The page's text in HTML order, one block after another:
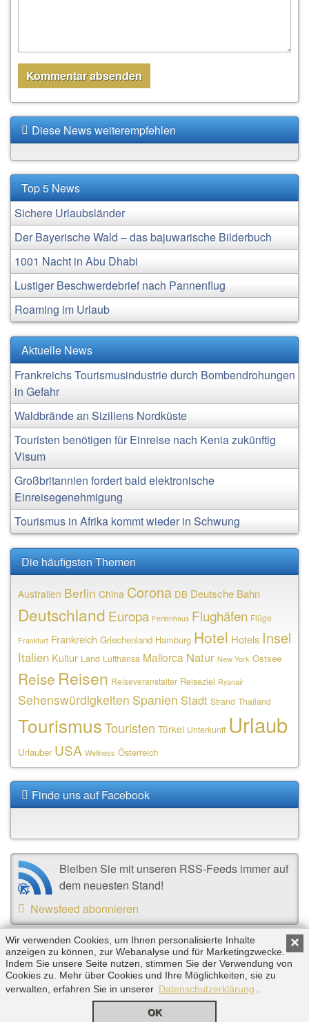
Diese News weiterempfehlen
Top 5 News
Sichere Urlaubsländer
Der Bayerische Wald – das bajuwarische Bilderbuch
1001 Nacht in Abu Dhabi
Lustiger Beschwerdebrief nach Pannenflug
Roaming im Urlaub
Aktuelle News
Frankreichs Tourismusindustrie durch Bombendrohungen
in Gefahr
Waldbrände an Siziliens Nordküste
Touristen benötigen für Einreise nach Kenia zukünftig
Visum
Großbritannien fordert bald elektronische
Einreisegenehmigung
Tourismus in Afrika kommt wieder in Schwung
Die häufigsten Themen
Australien Berlin China Corona DB Deutsche Bahn
Deutschland Europa Ferienhaus Flughäfen Flüge
Frankfurt Frankreich Griechenland Hamburg Hotel Hotels Insel
Italien Kultur Land Lufthansa Mallorca Natur New York Ostsee
Reise Reisen Reiseveranstalter Reiseziel Ryanair
Sehenswürdigkeiten Spanien Stadt Strand Thailand
TourismusTouristen Türkei Unterkunft Urlaub
Urlauber USA Wellness Österreich
Finde uns auf Facebook
Bleiben Sie mit unseren RSS-Feeds immer auf
dem neuesten Stand!
Newsfeed abonnieren
Copyright © 2026 by Triplemind GmbH. Alle Rechte
vorbehalten. |Impressum|Datenschutz
×
Wir verwenden Cookies, um Ihnen personalisierte Inhalte
anzeigen zu können, zur Webanalyse und für Marketingzwecke.
Indem Sie unsere Seite nutzen, stimmen Sie der Verwendung von
Cookies zu. Mehr über Cookies und Ihre Möglichkeiten, sie zu
verwalten, erfahren Sie in unserer Datenschutzerklärung
OK